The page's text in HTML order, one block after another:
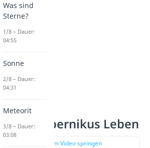
Kopernikus Leben
zur Stelle im Video springen
Was sind
Sterne?
1/8 – Dauer:
04:55
Sonne
2/8 – Dauer:
04:31
Meteorit
3/8 – Dauer:
03:08